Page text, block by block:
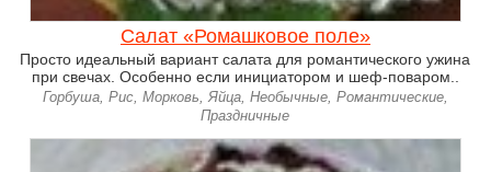
Салат «Ромашковое поле»
Просто идеальный вариант салата для романтического ужина
при свечах. Особенно если инициатором и шеф-поваром..
Горбуша, Рис, Морковь, Яйца, Необычные, Романтические,
Праздничные